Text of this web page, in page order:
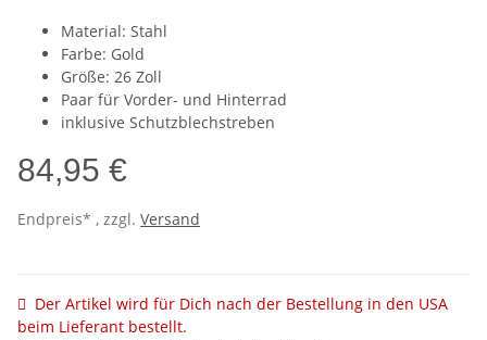
Material: Stahl
Farbe: Gold
Größe: 26 Zoll
Paar für Vorder- und Hinterrad
inklusive Schutzblechstreben
84,95 €
Endpreis* , zzgl. Versand
Der Artikel wird für Dich nach der Bestellung in den USA
beim Lieferant bestellt.